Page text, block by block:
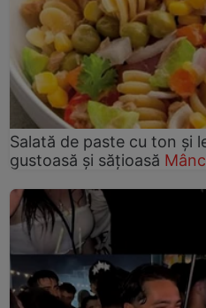
Salată de paste cu ton și
gustoasă și sățioasă